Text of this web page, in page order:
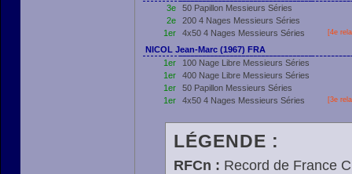
3e
50 Papillon Messieurs Séries
2e
200 4 Nages Messieurs Séries
1er
4x50 4 Nages Messieurs Séries [4e
NICOL Jean-Marc (1967) FRA
1er
100 Nage Libre Messieurs Séries
1er
400 Nage Libre Messieurs Séries
1er
50 Papillon Messieurs Séries
1er
4x50 4 Nages Messieurs Séries [3e
LÉGENDE :
RFCn : Record de France